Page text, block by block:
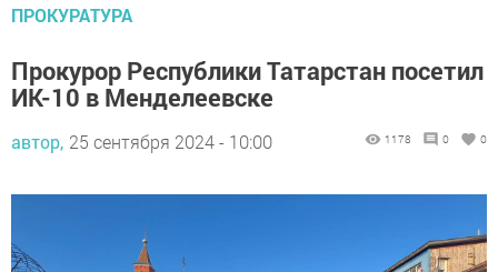
ПРОКУРАТУРА
Прокурор Республики Татарстан посетил
ИК-10 в Менделеевске
автор, 25 сентября 2024 - 10:00 1178 0 0